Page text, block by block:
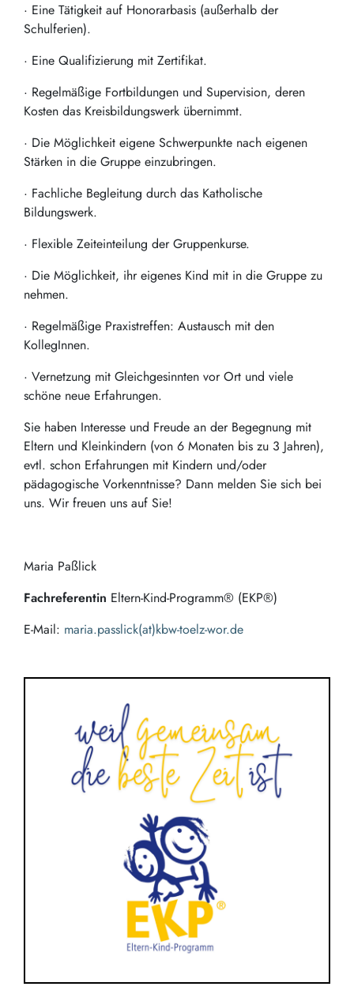
· Eine Tätigkeit auf Honorarbasis (außerhalb der
Schulferien).
· Eine Qualifizierung mit Zertifikat.
· Regelmäßige Fortbildungen und Supervision, deren
Kosten das Kreisbildungswerk übernimmt.
· Die Möglichkeit eigene Schwerpunkte nach eigenen
Stärken in die Gruppe einzubringen.
· Fachliche Begleitung durch das Katholische
Bildungswerk.
· Flexible Zeiteinteilung der Gruppenkurse.
· Die Möglichkeit, ihr eigenes Kind mit in die Gruppe zu
nehmen.
· Regelmäßige Praxistreffen: Austausch mit den
KollegInnen.
· Vernetzung mit Gleichgesinnten vor Ort und viele
schöne neue Erfahrungen.
Sie haben Interesse und Freude an der Begegnung mit
Eltern und Kleinkindern (von 6 Monaten bis zu 3 Jahren),
evtl. schon Erfahrungen mit Kindern und/oder
pädagogische Vorkenntnisse? Dann melden Sie sich bei
uns. Wir freuen uns auf Sie!
Maria Paßlick
Fachreferentin Eltern-Kind-Programm® (EKP®)
E-Mail: maria.passlick(at)kbw-toelz-wor.de